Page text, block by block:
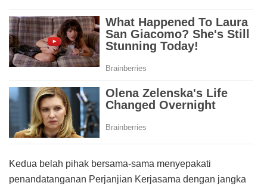
Kedua belah pihak bersama-sama menyepakati
penandatanganan Perjanjian Kerjasama dengan jangka